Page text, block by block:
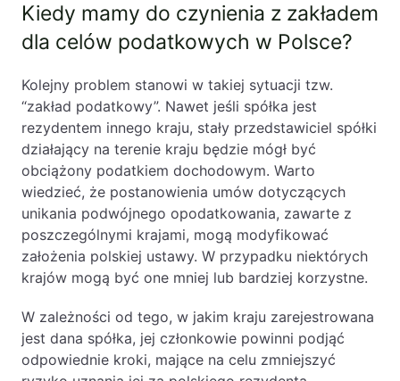
Kiedy mamy do czynienia z zakładem
dla celów podatkowych w Polsce?
Kolejny problem stanowi w takiej sytuacji tzw.
“zakład podatkowy”. Nawet jeśli spółka jest
rezydentem innego kraju, stały przedstawiciel spółki
działający na terenie kraju będzie mógł być
obciążony podatkiem dochodowym. Warto
wiedzieć, że postanowienia umów dotyczących
unikania podwójnego opodatkowania, zawarte z
poszczególnymi krajami, mogą modyfikować
założenia polskiej ustawy. W przypadku niektórych
krajów mogą być one mniej lub bardziej korzystne.
W zależności od tego, w jakim kraju zarejestrowana
jest dana spółka, jej członkowie powinni podjąć
odpowiednie kroki, mające na celu zmniejszyć